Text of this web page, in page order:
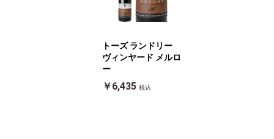
トーズ ランドリー
ヴィンヤード メルロ
ー
￥6,435 税込